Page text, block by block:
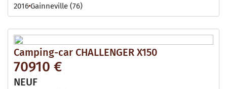
2016Gainneville (76)
Camping-car CHALLENGER X150
70910 €
NEUF